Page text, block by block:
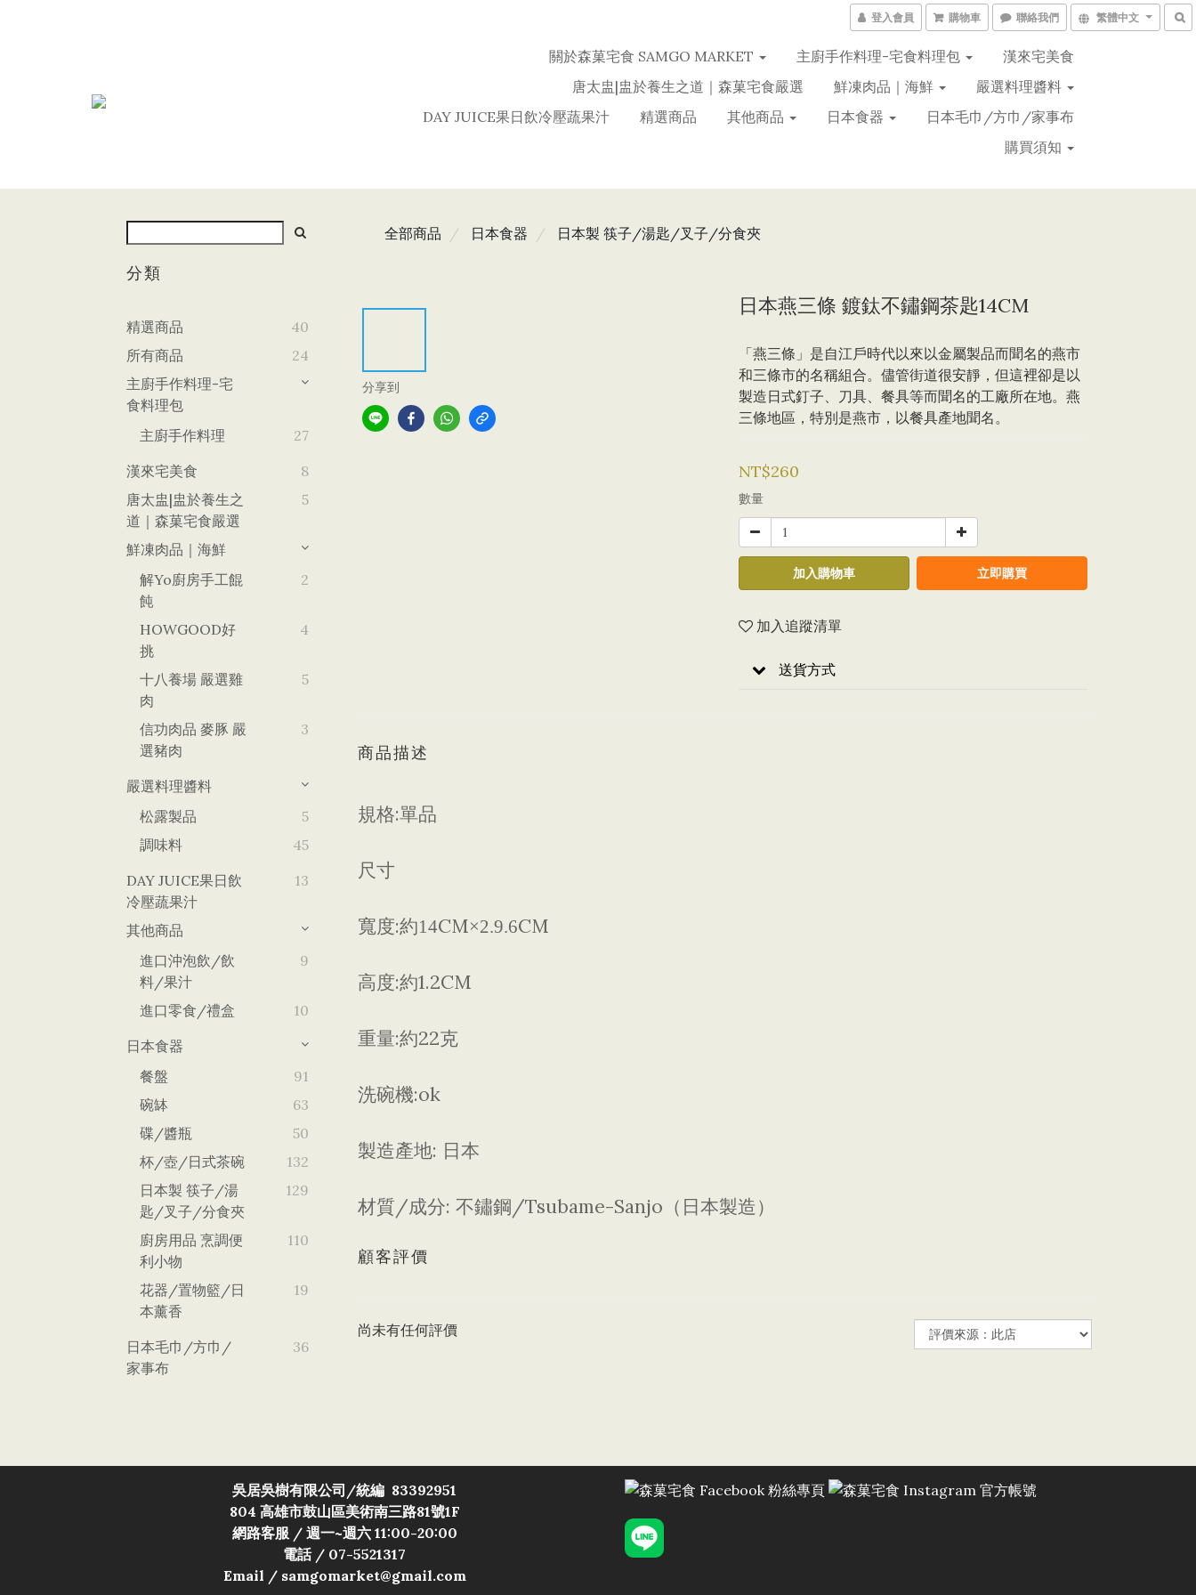
登入會員 購物車 聯絡我們 繁體中文
關於森菓宅食 SAMGO MARKET 主廚手作料理-宅食料理包
漢來宅美食
唐太盅|盅於養生之道｜森菓宅食嚴選
鮮凍肉品｜海鮮
嚴選料理醬料
DAY JUICE果日飲冷壓蔬果汁
精選商品 其他商品 日本食器
日本毛巾/方巾/家事布
購買須知
分類
精選商品
40
所有商品
24
主廚手作料理-宅
食料理包
主廚手作料理
27
漢來宅美食
8
唐太盅|盅於養生之
道｜森菓宅食嚴選
5
鮮凍肉品｜海鮮
解yo廚房手工餛
飩
2
HOWGOOD好
挑
4
十八養場 嚴選雞
肉
5
信功肉品 麥豚 嚴
選豬肉
3
嚴選料理醬料
松露製品
5
調味料
45
DAY JUICE果日飲
冷壓蔬果汁
13
其他商品
進口沖泡飲/飲
料/果汁
9
進口零食/禮盒
10
日本食器
餐盤
91
碗缽
63
碟/醬瓶
50
杯/壺/日式茶碗
132
日本製 筷子/湯
匙/叉子/分食夾
129
廚房用品 烹調便
利小物
110
花器/置物籃/日
本薰香
19
日本毛巾/方巾/
家事布
36
全部商品 日本食器 日本製 筷子/湯匙/叉子/分食夾
分享到
日本燕三條 鍍鈦不鏽鋼茶匙14CM
「燕三條」是自江戶時代以來以金屬製品而聞名的燕市
和三條市的名稱組合。儘管街道很安靜，但這裡卻是以
製造日式釘子、刀具、餐具等而聞名的工廠所在地。燕
三條地區，特別是燕市，以餐具產地聞名。
NT$260
數量
加入購物車 立即購買
加入追蹤清單
送貨方式
商品描述
規格:單品
尺寸
寬度:約14CM×2.9.6CM
高度:約1.2CM
重量:約22克
洗碗機:ok
製造產地: 日本
材質/成分: 不鏽鋼/Tsubame-Sanjo （日本製造）
顧客評價
尚未有任何評價
吳居吳樹有限公司/統編 83392951
804 高雄市鼓山區美術南三路81號1F
網路客服 / 週一~週六 11:00-20:00
電話 / 07-5521317
Email / samgomarket@gmail.com